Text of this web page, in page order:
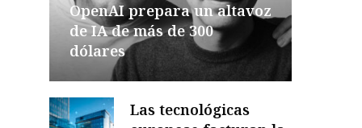
OpenAI prepara un altavoz
de IA de más de 300
dólares
Las tecnológicas